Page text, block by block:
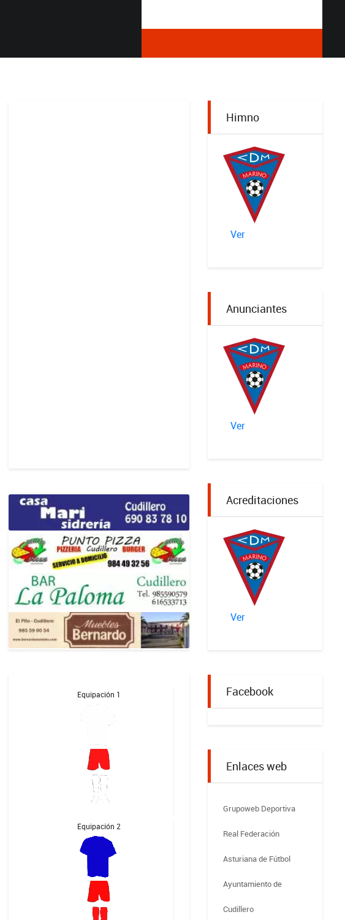
Equipación 1
Equipación 2
Himno
Ver
Anunciantes
Ver
Acreditaciones
Ver
Facebook
Enlaces web
Grupoweb Deportiva
Real Federación
Asturiana de Fútbol
Ayuntamiento de
Cudillero